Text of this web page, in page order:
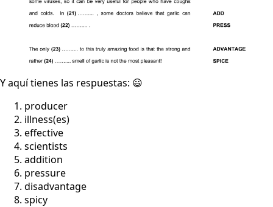
Y aquí tienes las respuestas: 😃
producer
illness(es)
effective
scientists
addition
pressure
disadvantage
spicy